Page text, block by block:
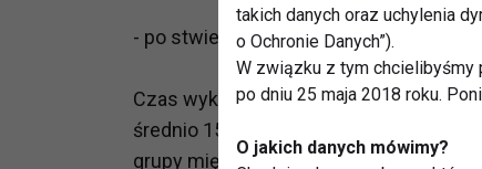
- po stwierdzeniu poprawy kondycji
Czas wykonania jednego ćwiczenia
średnio 15 razy. Możliwość wariantów
grupy mięśniowe chcemy ćwiczyć i w
takich danych oraz uchylenia
o Ochronie Danych”).
W związku z tym chcielibyśmy
po dniu 25 maja 2018 roku.
O jakich danych mówimy?